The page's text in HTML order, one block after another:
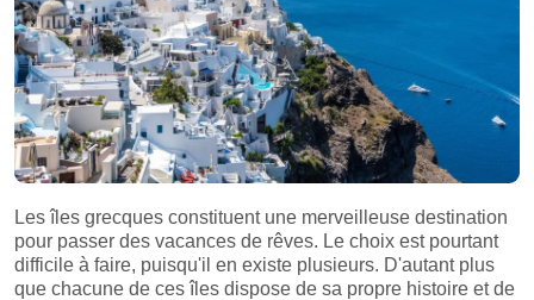
Les îles grecques constituent une merveilleuse destination
pour passer des vacances de rêves. Le choix est pourtant
difficile à faire, puisqu'il en existe plusieurs. D'autant plus
que chacune de ces îles dispose de sa propre histoire et de